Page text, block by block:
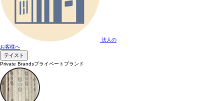
法人の
お客様へ
テイスト
Private Brandsプライベートブランド